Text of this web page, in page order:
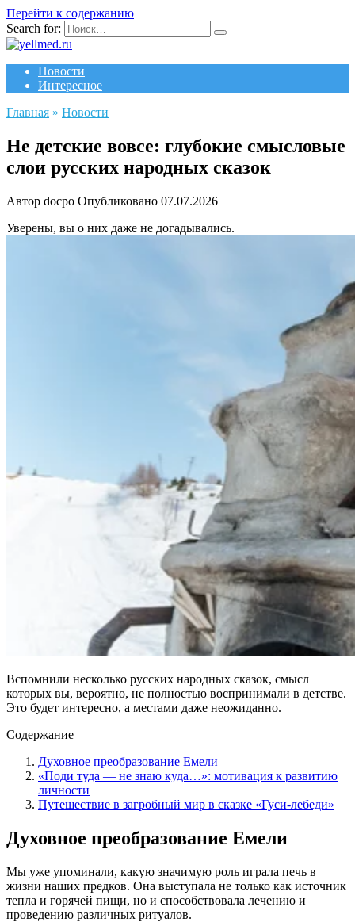
Перейти к содержанию
Search for:
Новости
Интересное
Главная » Новости
Не детские вовсе: глубокие смысловые
слои русских народных сказок
Автор docpo Опубликовано 07.07.2026
Уверены, вы о них даже не догадывались.
Вспомнили несколько русских народных сказок, смысл
которых вы, вероятно, не полностью воспринимали в детстве.
Это будет интересно, а местами даже неожиданно.
Содержание
Духовное преобразование Емели
«Поди туда — не знаю куда…»: мотивация к развитию
личности
Путешествие в загробный мир в сказке «Гуси-лебеди»
Духовное преобразование Емели
Мы уже упоминали, какую значимую роль играла печь в
жизни наших предков. Она выступала не только как источник
тепла и горячей пищи, но и способствовала лечению и
проведению различных ритуалов.